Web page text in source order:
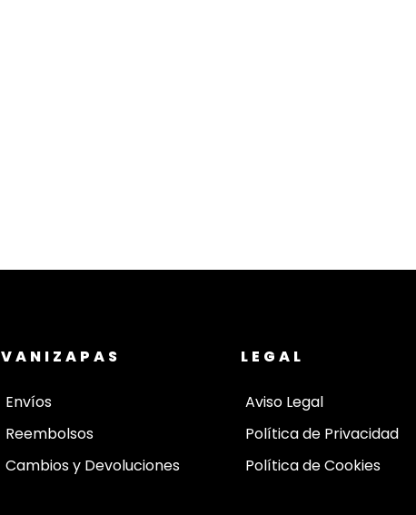
VANIZAPAS
Envíos
Reembolsos
Cambios y Devoluciones
LEGAL
Aviso Legal
Política de Privacidad
Política de Cookies